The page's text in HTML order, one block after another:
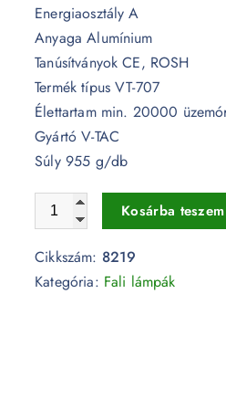
Energiaosztály A
Anyaga Alumínium
Tanúsítványok CE, ROSH
Termék típus VT-707
Élettartam min. 20000
Gyártó V-TAC
Súly 955 g/db
7W LED fali lámpatest
Kosárba teszem
Cikkszám: 8219
Kategória: Fali lámpák